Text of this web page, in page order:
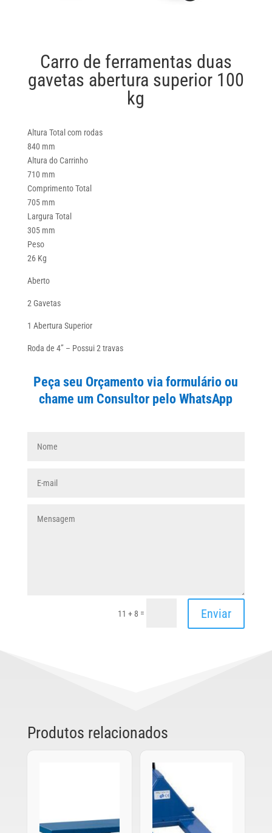
Carro de ferramentas duas
gavetas abertura superior 100
kg
Altura Total com rodas
840 mm
Altura do Carrinho
710 mm
Comprimento Total
705 mm
Largura Total
305 mm
Peso
26 Kg
Aberto
2 Gavetas
1 Abertura Superior
Roda de 4” – Possui 2 travas
Peça seu Orçamento via formulário ou
chame um Consultor pelo WhatsApp
11 + 8 = Enviar
Produtos relacionados